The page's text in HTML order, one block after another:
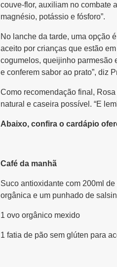
couve-flor, auxiliam no combate
magnésio, potássio e fósforo”.
No lanche da tarde, uma opção
aceito por crianças que estão
cogumelos, queijinho parmesão
e conferem sabor ao prato”, diz
Como recomendação final,
natural e caseira possível. “E
Abaixo, confira o cardápio
Café da manhã
Suco antioxidante com 200ml
orgânica e um punhado de
1 ovo orgânico mexido
1 fatia de pão sem glúten para